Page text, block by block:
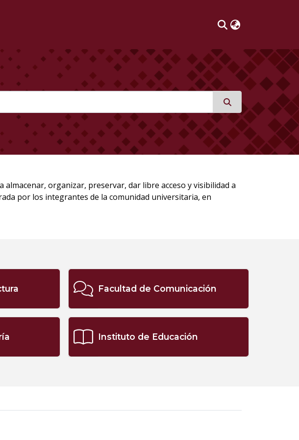
organizar, preservar, dar libre acceso y visibilidad a
por los integrantes de la comunidad universitaria, en
Facultad de Comunicación
Instituto de Educación